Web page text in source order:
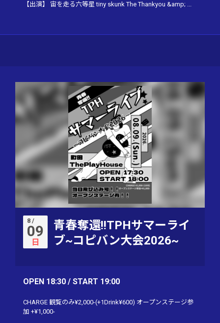
【出演】 宙を走る六等星 tiny skunk The Thankyou &amp; ...
8 /
09
日
青春奪還!!TPHサマーライ
ブ~コピバン大会2026~
OPEN 18:30 / START 19:00
CHARGE 観覧のみ¥2,000-(+1Drink¥600) オープンステージ参
加 +¥1,000-